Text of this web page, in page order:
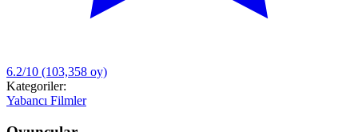
6.2/10 (103,358 oy)
Kategoriler:
Yabancı Filmler